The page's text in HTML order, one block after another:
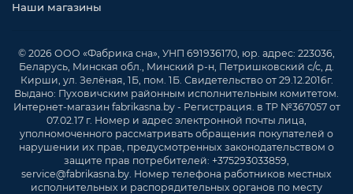
Наши магазины
© 2026 ООО «Фабрика сна», УНП 691936170, юр. адрес: 223036,
Беларусь, Минская обл., Минский р-н, Петришковский с/с, д.
Кирши, ул. Зелёная, 1Б, пом. 1Б. Свидетельство от 29.12.2016г.
Выдано: Пуховичским районным исполнительным комитетом.
Интернет-магазин fabrikasna.by - Регистрация. в ТР №367057 от
07.02.17 г. Номер и адрес электронной почты лица,
уполномоченного рассматривать обращения покупателей о
нарушении их прав, предусмотренных законодательством о
защите прав потребителей: +375293033859,
service@fabrikasna.by. Номер телефона работников местных
исполнительных и распорядительных органов по месту